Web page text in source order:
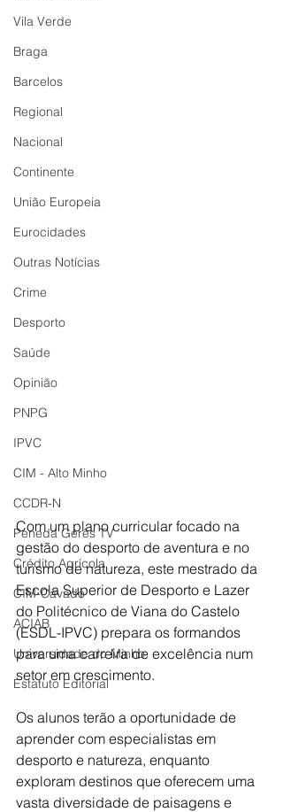
Vila Verde
Braga
Barcelos
Regional
Nacional
Continente
União Europeia
Eurocidades
Outras Notícias
Crime
Desporto
Saúde
Opinião
PNPG
IPVC
CIM - Alto Minho
CCDR-N
Peneda Gerês TV
Crédito Agrícola
CIM-Cávado
ACIAB
Universidade do Minho
Estatuto Editorial
Com um plano curricular focado na
gestão do desporto de aventura e no
turismo de natureza, este mestrado da
Escola Superior de Desporto e Lazer
do Politécnico de Viana do Castelo
(ESDL-IPVC) prepara os formandos
para uma carreira de excelência num
setor em crescimento.
Os alunos terão a oportunidade de
aprender com especialistas em
desporto e natureza, enquanto
exploram destinos que oferecem uma
vasta diversidade de paisagens e